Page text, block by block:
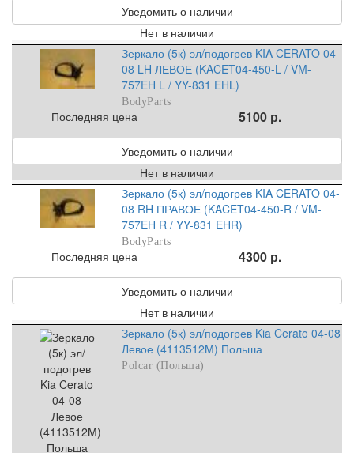
Уведомить о наличии
Нет в наличии
Зеркало (5к) эл/подогрев KIA CERATO 04-
08 LH ЛЕВОЕ (KACET04-450-L / VM-
757EH L / YY-831 EHL)
BodyParts
Последняя цена 5100 р.
Уведомить о наличии
Нет в наличии
Зеркало (5к) эл/подогрев KIA CERATO 04-
08 RH ПРАВОЕ (KACET04-450-R / VM-
757EH R / YY-831 EHR)
BodyParts
Последняя цена 4300 р.
Уведомить о наличии
Нет в наличии
Зеркало (5к) эл/подогрев Kia Cerato 04-08
Левое (4113512M) Польша
Polcar (Польша)